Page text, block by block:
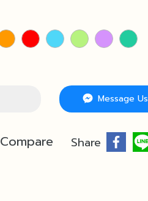
Message Us
Compare Share